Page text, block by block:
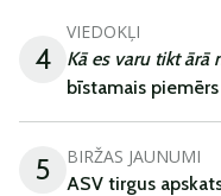
4
VIEDOKĻI
Kā es varu tikt ārā
bīstamais piemērs
5 BIRŽAS JAUNUMI
ASV tirgus